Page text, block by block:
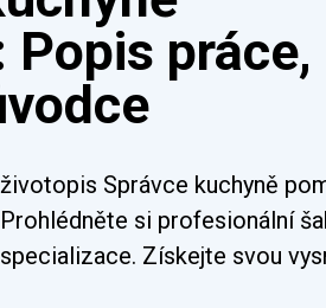
práce,
Správce kuchyně
si profesionální
Získejte svou